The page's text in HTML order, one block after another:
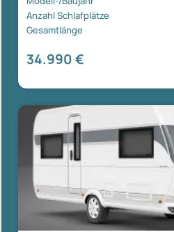
Anzahl Schlafplätze
Gesamtlänge
34.990 €